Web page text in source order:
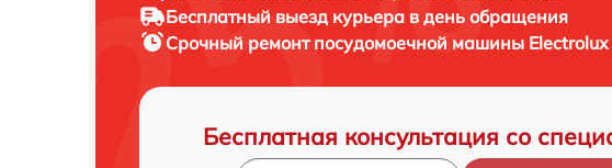
Бесплатный выезд курьера в день обращения
Срочный ремонт посудомоечной машины Electrolux
Бесплатная консультация со